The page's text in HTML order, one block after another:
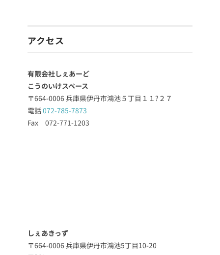
アクセス
有限会社しぇあーど
こうのいけスペース
〒664-0006 兵庫県伊丹市鴻池５丁目１１?２７
電話072-785-7873
Fax 072-771-1203
しぇあきっず
〒664-0006 兵庫県伊丹市鴻池5丁目10-20